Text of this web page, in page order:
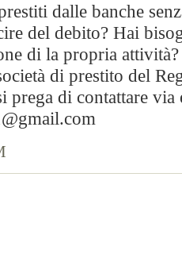
dalle banche
del debito? Hai
di la propria
di prestito del
di contattare via